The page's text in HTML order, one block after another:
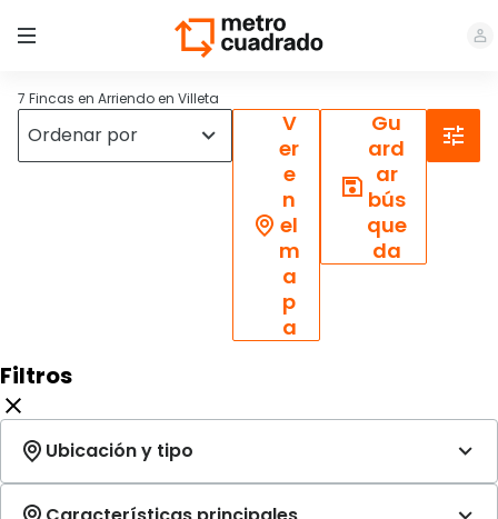
7 Fincas en Arriendo en Villeta
V
er
e
n
el
m
a
p
a
Gu
ard
ar
bús
que
da
Filtros